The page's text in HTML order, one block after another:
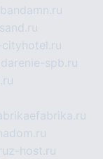
bandamn.ru
spb.ru
z-host.ru